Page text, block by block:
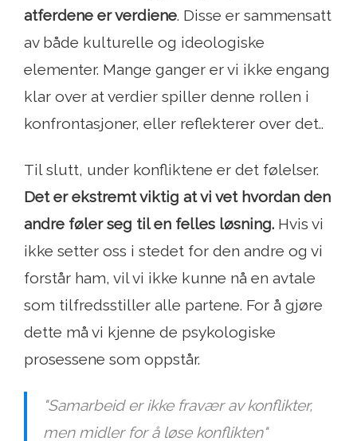
atferdene er verdiene. Disse er sammensatt
av både kulturelle og ideologiske
elementer. Mange ganger er vi ikke engang
klar over at verdier spiller denne rollen i
konfrontasjoner, eller reflekterer over det..
Til slutt, under konfliktene er det følelser.
Det er ekstremt viktig at vi vet hvordan den
andre føler seg til en felles løsning. Hvis vi
ikke setter oss i stedet for den andre og vi
forstår ham, vil vi ikke kunne nå en avtale
som tilfredsstiller alle partene. For å gjøre
dette må vi kjenne de psykologiske
prosessene som oppstår.
"Samarbeid er ikke fravær av konflikter,
men midler for å løse konflikten"